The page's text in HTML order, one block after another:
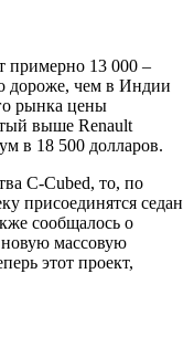
примерно 13 000 –
дороже, чем в Индии
рынка цены
выше Renault
в 18 500 долларов.
C-Cubed, то, по
присоединятся седан
сообщалось о
новую массовую
этот проект,